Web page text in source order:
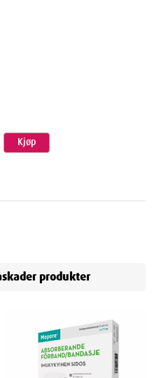
Kjøp
produkter